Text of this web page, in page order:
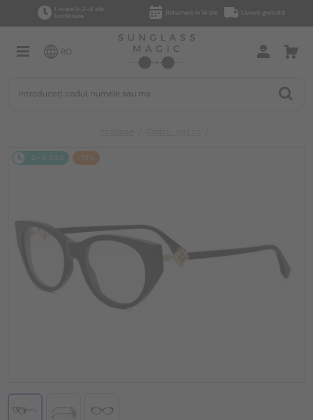
Livrare în 2–4 zile
lucrătoare
Returnare în 14 zile Livrare gratuită
RO
2-4 ZILE -15%